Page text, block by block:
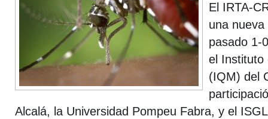
El IRTA-
una
pasado 1-
el Instituto
(IQM) del
Alcalá, la Universidad Pompeu Fabra, y el